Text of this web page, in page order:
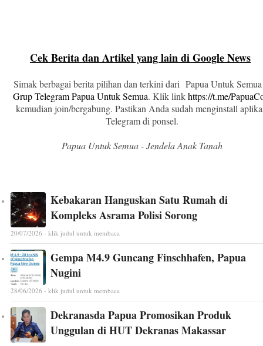
Cek Berita dan Artikel yang lain di Google News
Simak berbagai berita pilihan dan terkini dari Papua Untuk
Grup Telegram Papua Untuk Semua. Klik linkhttps://t.me/
kemudian join/bergabung. Pastikan Anda sudah menginstall
Telegram di ponsel.
Papua Untuk Semua - Jendela Anak Tanah
Kebakaran Hanguskan Satu Rumah di
Kompleks Asrama Polisi Sorong
20/07/2026 - klik judul untuk membaca
Gempa M4.9 Guncang Finschhafen, Papua
Nugini
28/06/2026 - klik judul untuk membaca
Dekranasda Papua Promosikan Produk
Unggulan di HUT Dekranas Makassar